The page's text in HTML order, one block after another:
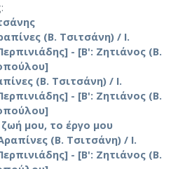
(Β. Τσιτσάνη) / Ι.
- [Β': Ζητιάνος (Β.
(Β. Τσιτσάνη) / Ι.
- [Β': Ζητιάνος (Β.
μου, το έργο μου
(Β. Τσιτσάνη) / Ι.
- [Β': Ζητιάνος (Β.